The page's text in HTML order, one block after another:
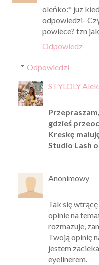
oleńko:* juz
odpowiedzi-
powiece? tzn
Odpowiedz
Odpowiedzi
STYLOLY
gdzieś
Kreskę
Studio Lash
Anonimowy
Tak się
opinie na
rozmazuje,
Twoją opinię
jestem
eyelinerem.